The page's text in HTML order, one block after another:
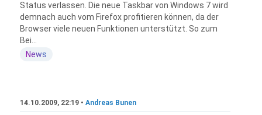
Status verlassen. Die neue Taskbar von Windows 7 wird
demnach auch vom Firefox profitieren können, da der
Browser viele neuen Funktionen unterstützt. So zum
Bei...
News
14.10.2009, 22:19 • Andreas Bunen